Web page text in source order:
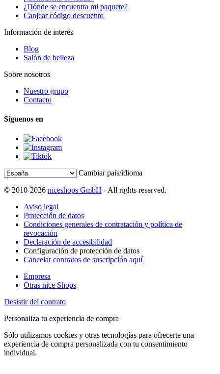
¿Dónde se encuentra mi paquete?
Canjear código descuento
Información de interés
Blog
Salón de belleza
Sobre nosotros
Nuestro grupo
Contacto
Síguenos en
Cambiar país/idioma
© 2010-2026 niceshops GmbH - All rights reserved.
Aviso legal
Protección de datos
Condiciones generales de contratación y política de
revocación
Declaración de accesibilidad
Configuración de protección de datos
Cancelar contratos de suscripción aquí
Empresa
Otras nice Shops
Desistir del contrato
Personaliza tu experiencia de compra
Sólo utilizamos cookies y otras tecnologías para ofrecerte una
experiencia de compra personalizada con tu consentimiento
individual.